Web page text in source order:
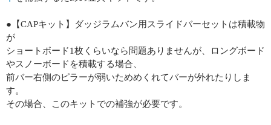
●【CAPキット】ダッジラムバン用スライドバーセットは積載物
が
ショートボード1枚くらいなら問題ありませんが、ロングボード
やスノーボードを積載する場合、
前バー右側のピラーが弱いためめくれてバーが外れたりしま
す。
その場合、このキットでの補強が必要です。